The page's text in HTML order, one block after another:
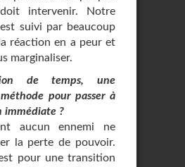
intervenir. Notre
suivi par beaucoup
réaction en a peur et
marginaliser.
de temps, une
pour passer à
immédiate ?
aucun ennemi ne
la perte de pouvoir.
pour une transition